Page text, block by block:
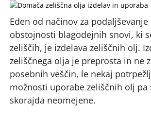
Eden od načinov za podaljševanje
obstojnosti blagodejnih snovi, ki
zeliščih, je izdelava zeliščnih olj.
zeliščnega olja je preprosta in ne
posebnih veščin, le nekaj
možnosti uporabe zeliščnih olj pa
skorajda neomejene.